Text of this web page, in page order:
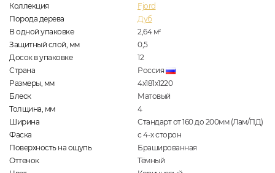
Коллекция
Fjord
Порода дерева
Дуб
В одной упаковке
2,64 м2
Защитный слой, мм
0,5
Досок в упаковке
12
Страна
Россия
Размеры, мм
4х181х1220
Блеск
Матовый
Толщина, мм
4
Ширина
Стандарт от 160 до 200мм (Лам/ПД)
Фаска
с 4-х сторон
Поверхность на ощупь
Брашированная
Оттенок
Тёмный